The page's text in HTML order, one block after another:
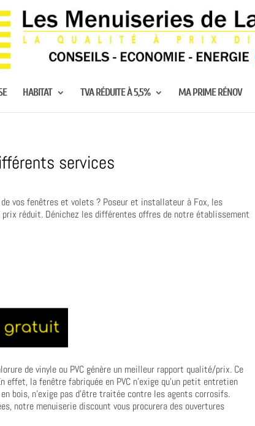
HABITAT TVA RÉDUITE À 5,5% MA PRIME RÉNOV
services
de vos fenêtres et volets ? Poseur et installateur à Fox, les
prix réduit. Dénichez les différentes offres de notre établissement
de vinyle ou PVC génère un meilleur rapport qualité/prix. Ce
la fenêtre fabriquée en PVC n’exige qu’un petit entretien
bois, n’exige pas d’être traitée contre les agents corrosifs.
notre menuiserie discount vous procurera des ouvertures